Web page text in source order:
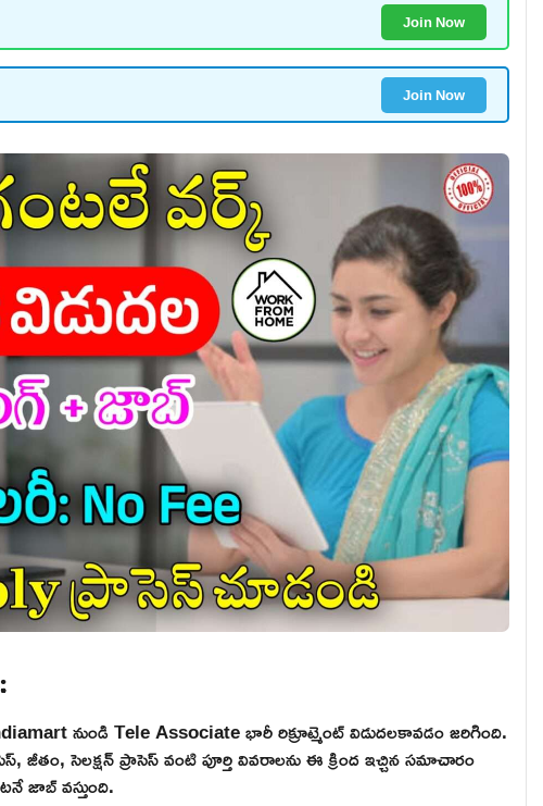
Join Now
Join Now
నుండి Tele Associate భారీ రిక్రూట్మెంట్ విడుదలకావడం జరిగింది.
జీతం, సెలక్షన్ ప్రాసెస్ వంటి పూర్తి వివరాలను ఈ క్రింద ఇచ్చిన సమాచారం
జాబ్ వస్తుంది.